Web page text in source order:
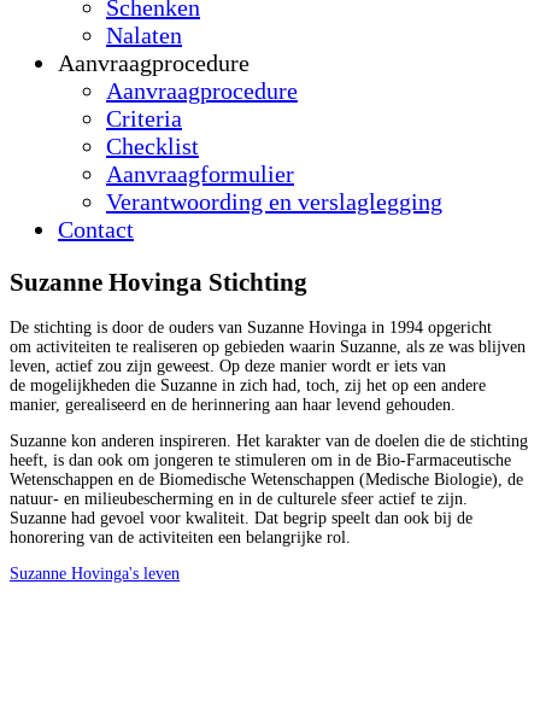
Schenken
Nalaten
Aanvraagprocedure
Aanvraagprocedure
Criteria
Checklist
Aanvraagformulier
Verantwoording en verslaglegging
Contact
Suzanne Hovinga Stichting
De stichting is door de ouders van Suzanne Hovinga in 1994 opgericht
om activiteiten te realiseren op gebieden waarin Suzanne, als ze was blijven
leven, actief zou zijn geweest. Op deze manier wordt er iets van
de mogelijkheden die Suzanne in zich had, toch, zij het op een andere
manier, gerealiseerd en de herinnering aan haar levend gehouden.
Suzanne kon anderen inspireren. Het karakter van de doelen die de stichting
heeft, is dan ook om jongeren te stimuleren om in de Bio-Farmaceutische
Wetenschappen en de Biomedische Wetenschappen (Medische Biologie), de
natuur- en milieubescherming en in de culturele sfeer actief te zijn.
Suzanne had gevoel voor kwaliteit. Dat begrip speelt dan ook bij de
honorering van de activiteiten een belangrijke rol.
Suzanne Hovinga's leven